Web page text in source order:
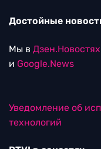
Достойные
Мы в Дзен.Новостях
и Google.News
Уведомление об
технологий